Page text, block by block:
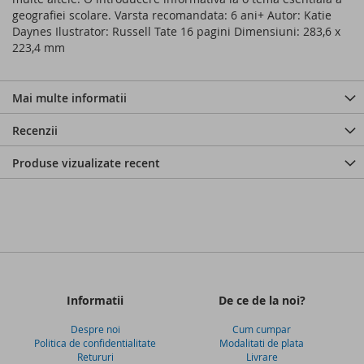
geografiei scolare. Varsta recomandata: 6 ani+ Autor: Katie
Daynes Ilustrator: Russell Tate 16 pagini Dimensiuni: 283,6 x
223,4 mm
Mai multe informatii
Recenzii
Produse vizualizate recent
Informatii
Despre noi
Politica de confidentialitate
Retururi
De ce de la noi?
Cum cumpar
Modalitati de plata
Livrare